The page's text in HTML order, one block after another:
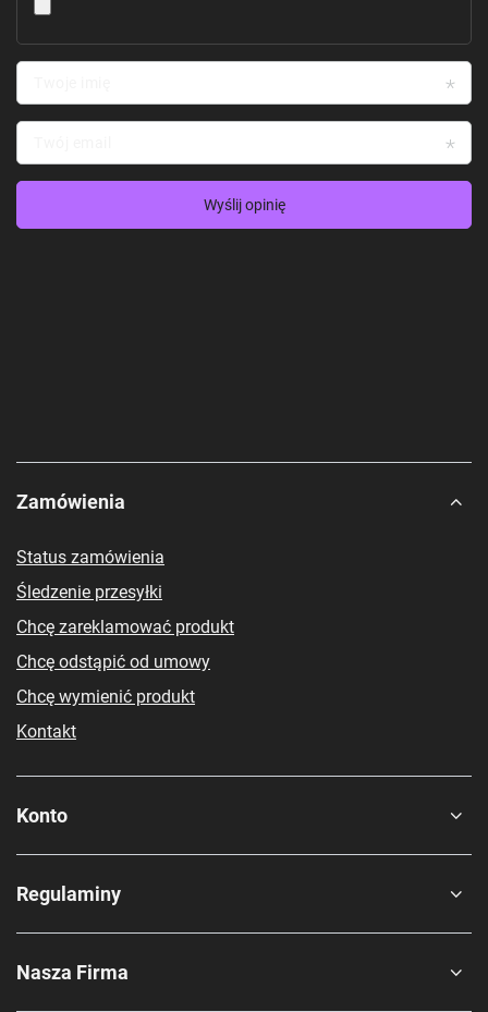
Wyślij opinię
Zamówienia
Status zamówienia
Śledzenie przesyłki
Chcę zareklamować produkt
Chcę odstąpić od umowy
Chcę wymienić produkt
Kontakt
Konto
Regulaminy
Nasza Firma